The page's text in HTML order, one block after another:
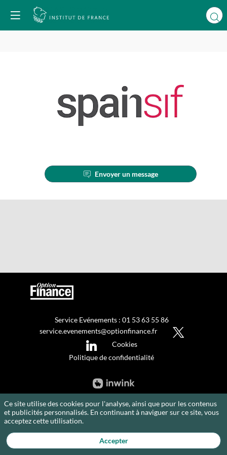
Envoyer un message
Service Evénements : 01 53 63 55 86
service.evenements@optionfinance.fr
Cookies
Politique de confidentialité
Ce site utilise des cookies pour l'analyse, ainsi que pour les contenus
et publicités personnalisés. En continuant à naviguer sur ce site, vous
acceptez cette utilisation.
Accepter